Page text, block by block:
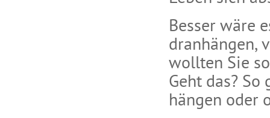
Besser wäre
dranhängen,
wollten Sie
Geht das?
hängen oder